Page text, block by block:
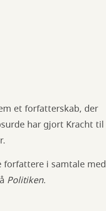
et forfatterskab, der
har gjort Kracht til
i samtale med
Politiken.